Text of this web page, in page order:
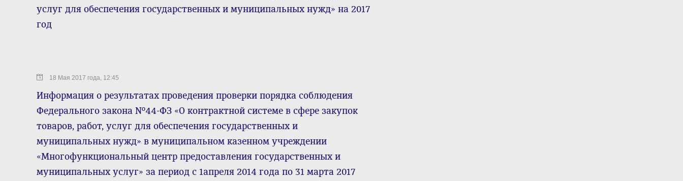
услуг для обеспечения государственных и муниципальных нужд» на 2017
год
18 Мая 2017 года, 12:45
Информация о результатах проведения проверки порядка соблюдения
Федерального закона №44-ФЗ «О контрактной системе в сфере закупок
товаров, работ, услуг для обеспечения государственных и
муниципальных нужд» в муниципальном казенном учреждении
«Многофункциональный центр предоставления государственных и
муниципальных услуг» за период с 1апреля 2014 года по 31 марта 2017